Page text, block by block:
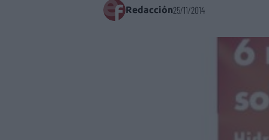
Redacción25/11/2014